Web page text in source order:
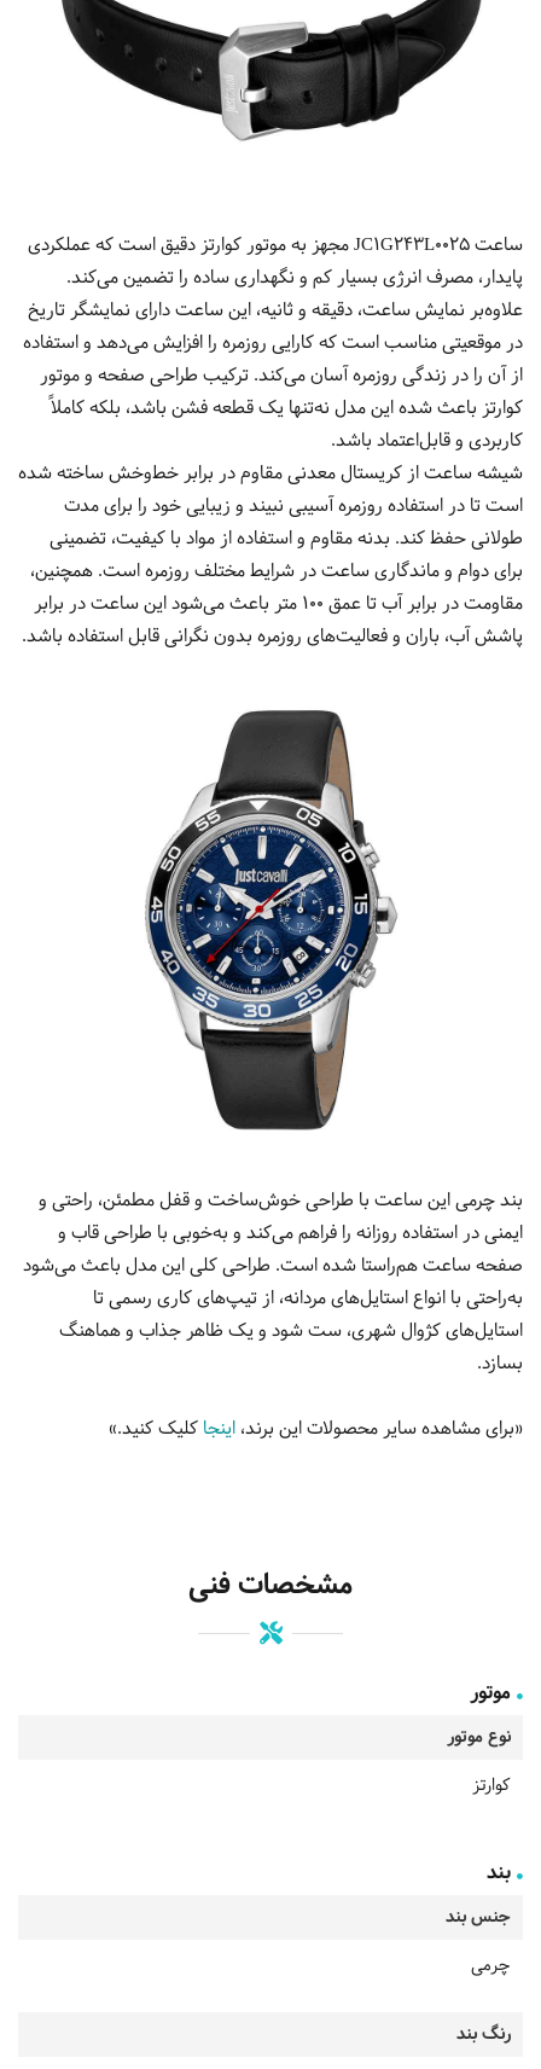
ساعت JC1G243L0025 مجهز به موتور کوارتز دقیق است که عملکردی
پایدار، مصرف انرژی بسیار کم و نگهداری ساده را تضمین می‌کند.
علاوه‌بر نمایش ساعت، دقیقه و ثانیه، این ساعت دارای نمایشگر تاریخ
در موقعیتی مناسب است که کارایی روزمره را افزایش می‌دهد و استفاده
از آن را در زندگی روزمره آسان می‌کند. ترکیب طراحی صفحه و موتور
کوارتز باعث شده این مدل نه‌تنها یک قطعه فشن باشد، بلکه کاملاً
کاربردی و قابل‌اعتماد باشد.
شیشه ساعت از کریستال معدنی مقاوم در برابر خط‌وخش ساخته شده
است تا در استفاده روزمره آسیبی نبیند و زیبایی خود را برای مدت
طولانی حفظ کند. بدنه مقاوم و استفاده از مواد با کیفیت، تضمینی
برای دوام و ماندگاری ساعت در شرایط مختلف روزمره است. همچنین،
مقاومت در برابر آب تا عمق 100 متر باعث می‌شود این ساعت در برابر
پاشش آب، باران و فعالیت‌های روزمره بدون نگرانی قابل استفاده باشد.
بند چرمی این ساعت با طراحی خوش‌ساخت و قفل مطمئن، راحتی و
ایمنی در استفاده روزانه را فراهم می‌کند و به‌خوبی با طراحی قاب و
صفحه ساعت هم‌راستا شده است. طراحی کلی این مدل باعث می‌شود
به‌راحتی با انواع استایل‌های مردانه، از تیپ‌های کاری رسمی تا
استایل‌های کژوال شهری، ست شود و یک ظاهر جذاب و هماهنگ
بسازد.
«برای مشاهده سایر محصولات این برند، اینجا کلیک کنید.»
مشخصات فنی
موتور
نوع موتور
کوارتز
بند
جنس بند
چرمی
رنگ بند